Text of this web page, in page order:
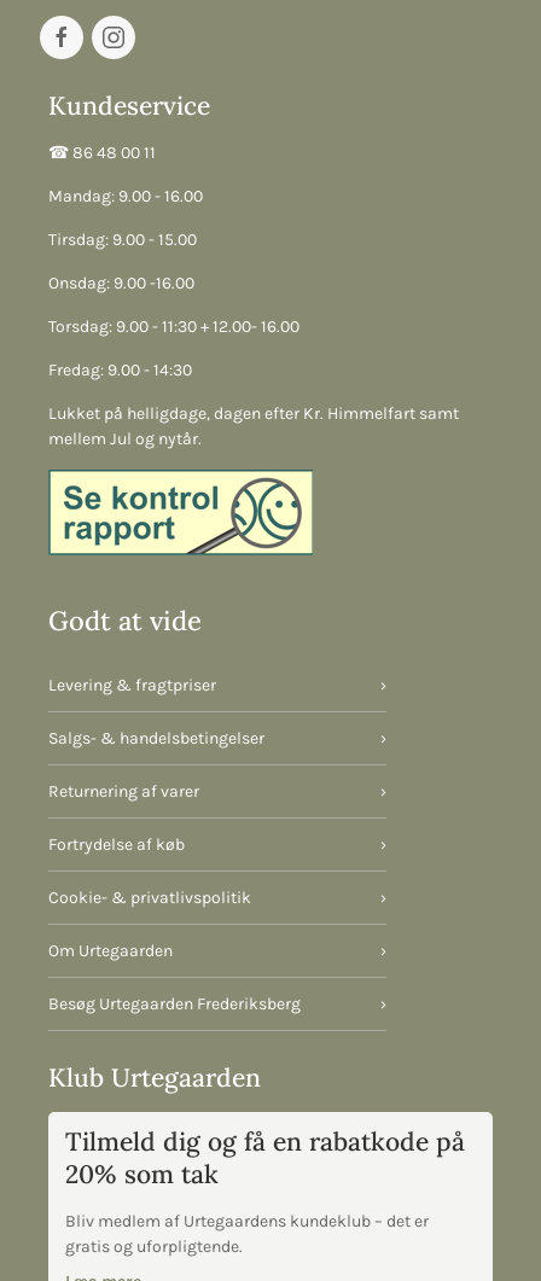
Kundeservice
☎︎ 86 48 00 11
Mandag: 9.00 - 16.00
Tirsdag: 9.00 - 15.00
Onsdag: 9.00 -16.00
Torsdag: 9.00 - 11:30 + 12.00- 16.00
Fredag: 9.00 - 14:30
Lukket på helligdage, dagen efter Kr. Himmelfart samt
mellem Jul og nytår.
Godt at vide
Levering & fragtpriser ›
Salgs- & handelsbetingelser ›
Returnering af varer ›
Fortrydelse af køb ›
Cookie- & privatlivspolitik ›
Om Urtegaarden ›
Besøg Urtegaarden Frederiksberg ›
Klub Urtegaarden
Tilmeld dig og få en rabatkode på
20% som tak
Bliv medlem af Urtegaardens kundeklub – det er
gratis og uforpligtende.